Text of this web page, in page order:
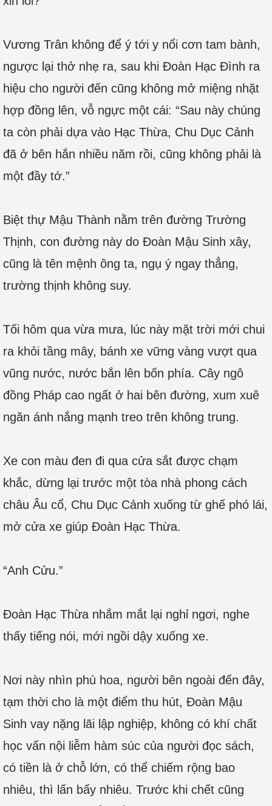
Vương Trân không để ý tới y nổi cơn tam bành,
ngược lại thở nhẹ ra, sau khi Đoàn Hạc Đình ra
hiệu cho người đến cũng không mở miệng nhặt
hợp đồng lên, vỗ ngực một cái: “Sau này chúng
ta còn phải dựa vào Hạc Thừa, Chu Dục Cảnh
đã ở bên hắn nhiều năm rồi, cũng không phải là
một đầy tớ.”
Biệt thự Mậu Thành nằm trên đường Trường
Thịnh, con đường này do Đoàn Mậu Sinh xây,
cũng là tên mệnh ông ta, ngụ ý ngay thẳng,
trường thịnh không suy.
Tối hôm qua vừa mưa, lúc này mặt trời mới chui
ra khỏi tầng mây, bánh xe vững vàng vượt qua
vũng nước, nước bắn lên bốn phía. Cây ngô
đồng Pháp cao ngất ở hai bên đường, xum xuê
ngăn ánh nắng mạnh treo trên không trung.
Xe con màu đen đi qua cửa sắt được chạm
khắc, dừng lại trước một tòa nhà phong cách
châu Âu cổ, Chu Dục Cảnh xuống từ ghế phó lái,
mở cửa xe giúp Đoàn Hạc Thừa.
“Anh Cửu.”
Đoàn Hạc Thừa nhắm mắt lại nghỉ ngơi, nghe
thấy tiếng nói, mới ngồi dậy xuống xe.
Nơi này nhìn phù hoa, người bên ngoài đến đây,
tạm thời cho là một điểm thu hút, Đoàn Mậu
Sinh vay nặng lãi lập nghiệp, không có khí chất
học vấn nội liễm hàm súc của người đọc sách,
có tiền là ở chỗ lớn, có thể chiếm rộng bao
nhiêu, thì lấn bấy nhiêu. Trước khi chết cũng